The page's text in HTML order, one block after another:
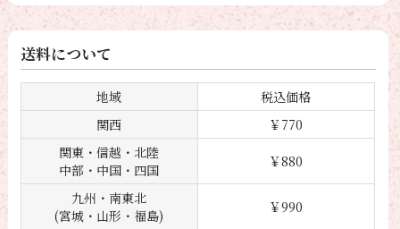
送料について
地域
税込価格
関西
￥770
関東・信越・北陸
中部・中国・四国
￥880
九州・南東北
(宮城・山形・福島)
￥990